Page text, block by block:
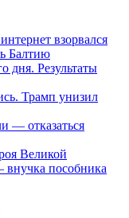
взорвался
Балтию
дня. Результаты
Трамп унизил
— отказаться
Великой
внучка пособника